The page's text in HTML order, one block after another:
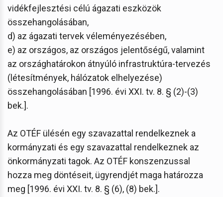
vidékfejlesztési célú ágazati eszközök
összehangolásában,
d) az ágazati tervek véleményezésében,
e) az országos, az országos jelentőségű, valamint
az országhatárokon átnyúló infrastruktúra-tervezés
(létesítmények, hálózatok elhelyezése)
összehangolásában [1996. évi XXI. tv. 8. § (2)-(3)
bek.].
Az OTÉF ülésén egy szavazattal rendelkeznek a
kormányzati és egy szavazattal rendelkeznek az
önkormányzati tagok. Az OTÉF konszenzussal
hozza meg döntéseit, ügyrendjét maga határozza
meg [1996. évi XXI. tv. 8. § (6), (8) bek.].